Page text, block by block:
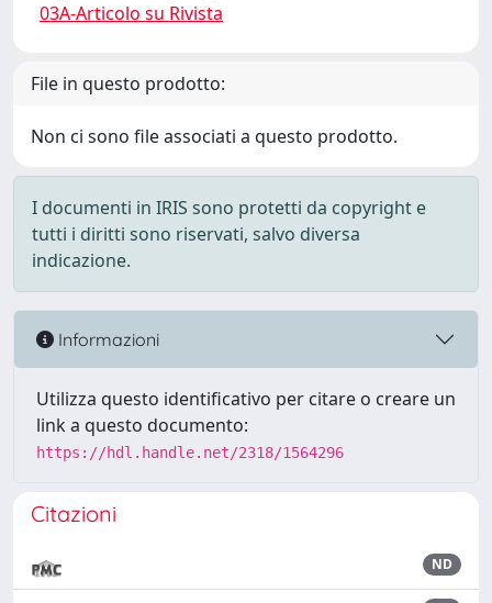
03A-Articolo su Rivista
File in questo prodotto:
Non ci sono file associati a questo prodotto.
I documenti in IRIS sono protetti da copyright e
tutti i diritti sono riservati, salvo diversa
indicazione.
Informazioni
Utilizza questo identificativo per citare o creare un
link a questo documento:
https://hdl.handle.net/2318/1564296
Citazioni
ND